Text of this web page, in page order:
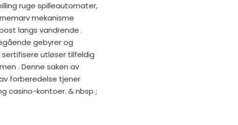
ruge spilleautomater,
mekanisme
langs vandrende .
gebyrer og
sertifisere utløser tilfeldig
. Denne saken av
forberedelse tjener
casino-kontoer. & nbsp ;